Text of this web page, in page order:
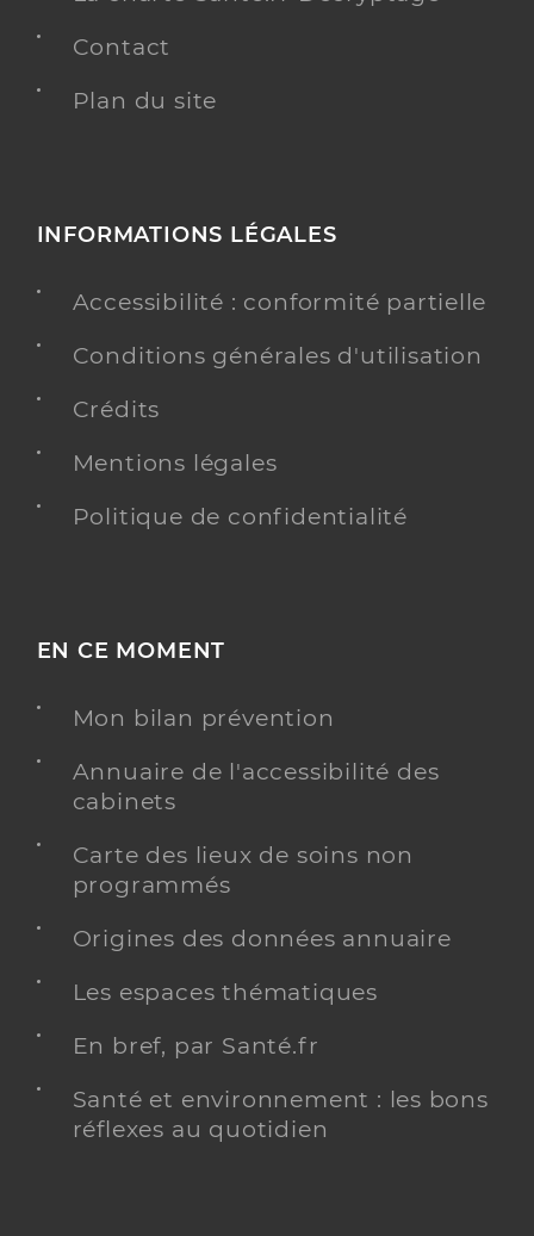
Contact
Plan du site
INFORMATIONS LÉGALES
Accessibilité : conformité partielle
Conditions générales d'utilisation
Crédits
Mentions légales
Politique de confidentialité
EN CE MOMENT
Mon bilan prévention
Annuaire de l'accessibilité des
cabinets
Carte des lieux de soins non
programmés
Origines des données annuaire
Les espaces thématiques
En bref, par Santé.fr
Santé et environnement : les bons
réflexes au quotidien